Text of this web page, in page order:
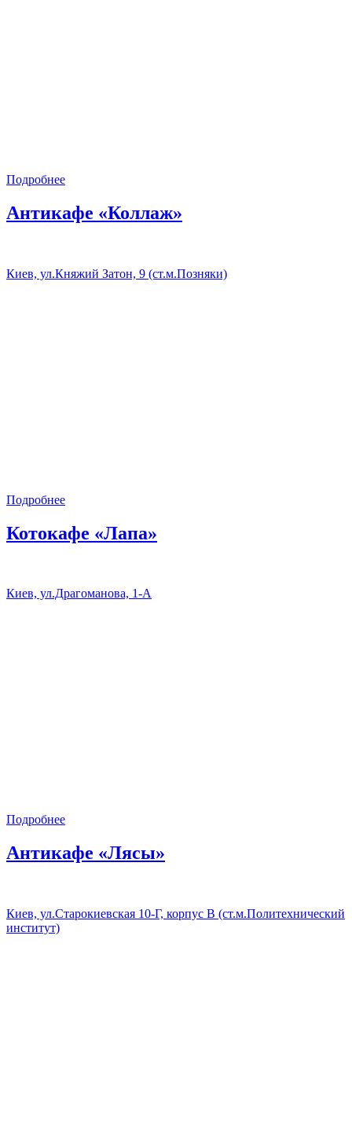
Подробнее
Антикафе «Коллаж»
Киев, ул.Княжий Затон, 9 (ст.м.Позняки)
Подробнее
Котокафе «Лапа»
Киев, ул.Драгоманова, 1-А
Подробнее
Антикафе «Лясы»
Киев, ул.Старокиевская 10-Г, корпус В (ст.м.Политехнический
институт)